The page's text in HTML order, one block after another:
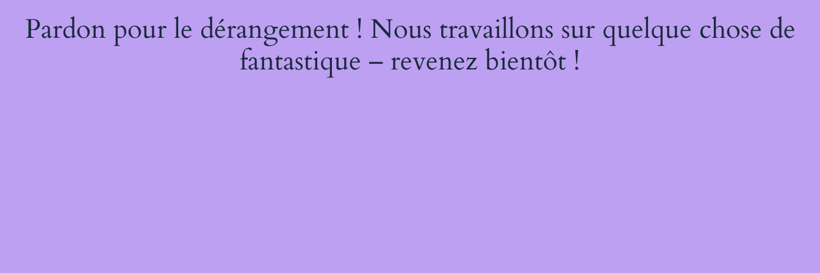
Pardon pour le dérangement ! Nous travaillons sur quelque chose de
fantastique – revenez bientôt !